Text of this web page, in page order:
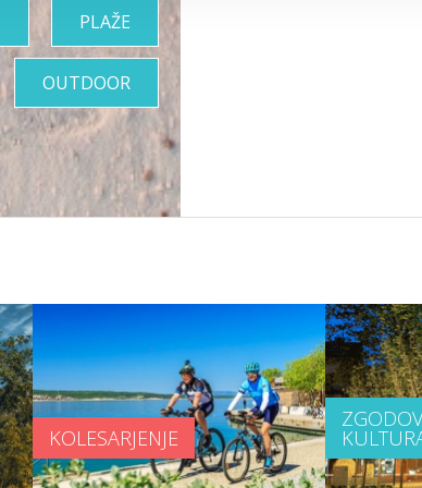
PLAŽE
OUTDOOR
KOLESARJENJE